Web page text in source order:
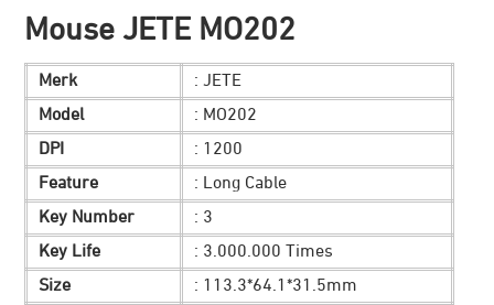
Mouse JETE MO202
Merk
: JETE
Model
: MO202
DPI
: 1200
Feature
: Long Cable
Key Number
: 3
Key Life
: 3.000.000 Times
Size
: 113.3*64.1*31.5mm